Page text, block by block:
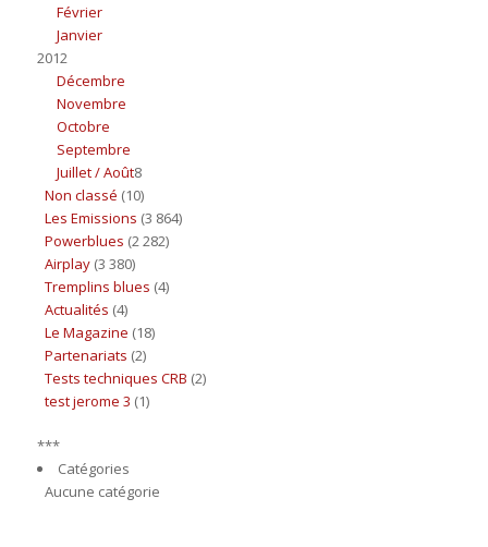
Février
Janvier
2012
Décembre
Novembre
Octobre
Septembre
Juillet / Août8
Non classé (10)
Les Emissions (3 864)
Powerblues (2 282)
Airplay(3 380)
Tremplins blues (4)
Actualités (4)
Le Magazine (18)
Partenariats (2)
Tests techniques CRB (2)
test jerome 3 (1)
***
Catégories
Aucune catégorie